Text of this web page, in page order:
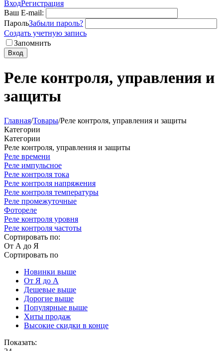
ВходРегистрация
Ваш E-mail:
ПарольЗабыли пароль?
Создать учетную запись
Запомнить
Вход
Реле контроля, управления и
защиты
Главная/Товары/Реле контроля, управления и защиты
Категории
Категории
Реле контроля, управления и защиты
Реле времени
Реле импульсное
Реле контроля тока
Реле контроля напряжения
Реле контроля температуры
Реле промежуточные
Фотореле
Реле контроля уровня
Реле контроля частоты
Сортировать по:
От А до Я
Сортировать по
Новинки выше
От Я до А
Дешевые выше
Дорогие выше
Популярные выше
Хиты продаж
Высокие скидки в конце
Показать: